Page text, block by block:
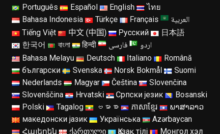
Português Español English
ไทย
Bahasa Indonesia
Türkçe Français العربية
Tiếng Việt 中文 (中国) Русский
日本語
한국어
বাংলা हिन्दी فارسی اردو
Bahasa Melayu Deutsch Italiano
Română
български
Svenska Norsk Bokmål
Suomi
Nederlands
Magyar Čeština
Slovenčina
Slovenščina
Hrvatski Српски језик
Bosanski
Polski
Tagalog ဗမာစာ ភាសាខ្មែរ
ພາສາລາວ
македонски јазик
Українська
Azərbaycan
Հայերեն
ქართული Қазақ тілі Монгол хэл